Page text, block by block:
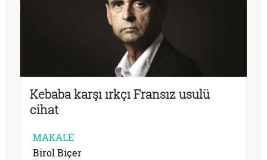
Kebaba karşı ırkçı Fransız usulü
cihat
MAKALE
Birol Biçer